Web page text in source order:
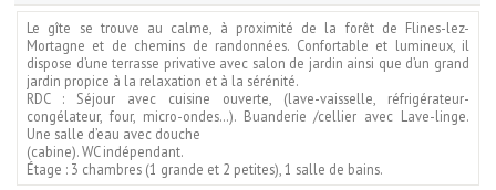
Le gîte se trouve au calme, à proximité de la forêt de Flines-lez-
Mortagne et de chemins de randonnées. Confortable et lumineux, il
dispose d’une terrasse privative avec salon de jardin ainsi que d’un grand
jardin propice à la relaxation et à la sérénité.
RDC : Séjour avec cuisine ouverte, (lave-vaisselle, réfrigérateur-
congélateur, four, micro-ondes…). Buanderie /cellier avec Lave-linge.
Une salle d’eau avec douche
(cabine). WC indépendant.
Étage : 3 chambres (1 grande et 2 petites), 1 salle de bains.